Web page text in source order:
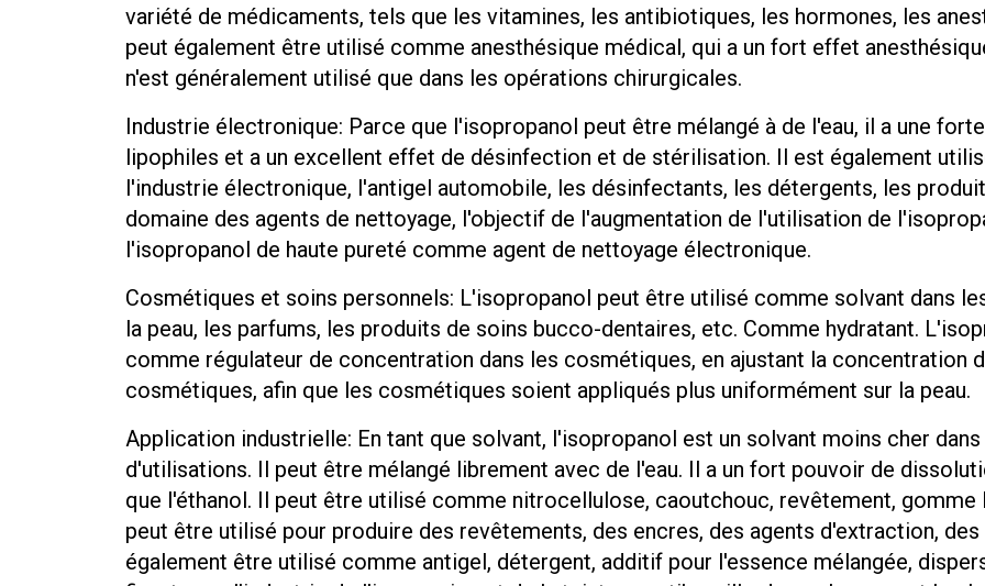
variété de médicaments, tels que les vitamines, les antibiotiques, les hormones, les
peut également être utilisé comme anesthésique médical, qui a un fort effet
n'est généralement utilisé que dans les opérations chirurgicales.
Industrie électronique: Parce que l'isopropanol peut être mélangé à de l'eau, il a une
lipophiles et a un excellent effet de désinfection et de stérilisation. Il est également
l'industrie électronique, l'antigel automobile, les désinfectants, les détergents, les
domaine des agents de nettoyage, l'objectif de l'augmentation de l'utilisation de
l'isopropanol de haute pureté comme agent de nettoyage électronique.
Cosmétiques et soins personnels: L'isopropanol peut être utilisé comme solvant dans
la peau, les parfums, les produits de soins bucco-dentaires, etc. Comme hydratant.
comme régulateur de concentration dans les cosmétiques, en ajustant la concentration
cosmétiques, afin que les cosmétiques soient appliqués plus uniformément sur la peau.
Application industrielle: En tant que solvant, l'isopropanol est un solvant moins cher
d'utilisations. Il peut être mélangé librement avec de l'eau. Il a un fort pouvoir de
que l'éthanol. Il peut être utilisé comme nitrocellulose, caoutchouc, revêtement, gomme
peut être utilisé pour produire des revêtements, des encres, des agents d'extraction,
également être utilisé comme antigel, détergent, additif pour l'essence mélangée,